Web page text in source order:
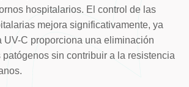
hospitalarios. El control de las
mejora significativamente, ya
UV-C proporciona una eliminación
sin contribuir a la resistencia